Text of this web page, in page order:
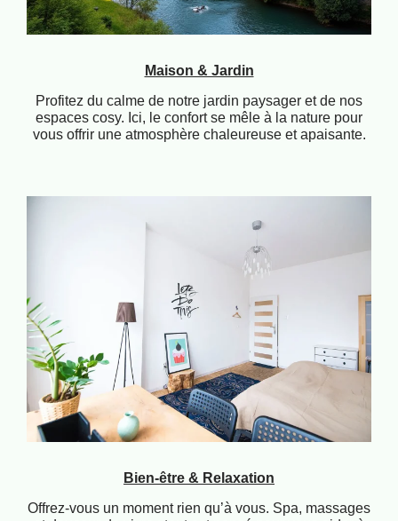
Maison & Jardin
Profitez du calme de notre jardin paysager et de nos
espaces cosy. Ici, le confort se mêle à la nature pour
vous offrir une atmosphère chaleureuse et apaisante.
Bien-être & Relaxation
Offrez-vous un moment rien qu’à vous. Spa, massages